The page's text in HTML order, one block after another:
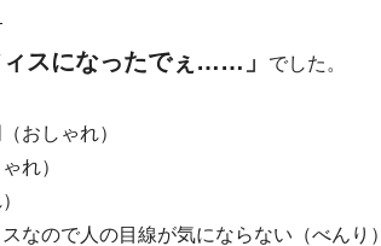
ィスになったでぇ……」 でした。
おしゃれ）
れ）
なので人の目線が気にならない（べんり）